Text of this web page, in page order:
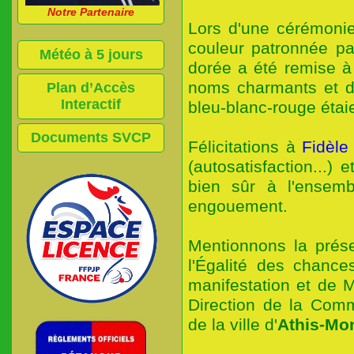
Notre Partenaire
Météo à 5 jours
Plan d’Accès
Interactif
Documents SVCP
Lors d'une
couleur patronnée
dorée a été remise
noms charmants et
bleu-blanc-rouge
Félicitations à
(autosatisfaction...)
bien sûr à
engouement.
Mentionnons la
l'Égalité des
manifestation et de
Direction de la
de la ville d'Athis-